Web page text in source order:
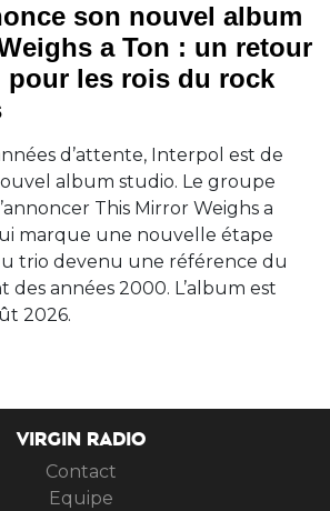
son nouvel album
a Ton : un retour
pour les rois du rock
d’attente, Interpol est de
album studio. Le groupe
This Mirror Weighs a
marque une nouvelle étape
trio devenu une référence du
années 2000. L’album est
2026.
VIRGIN RADIO
Contact
Equipe